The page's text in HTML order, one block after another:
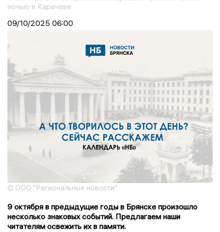
ночью в Карачеве
09/10/2025 06:00
© ООО "Региональные новости"
9 октября в предыдущие годы в Брянске произошло
несколько знаковых событий. Предлагаем наши
читателям освежить их в памяти.